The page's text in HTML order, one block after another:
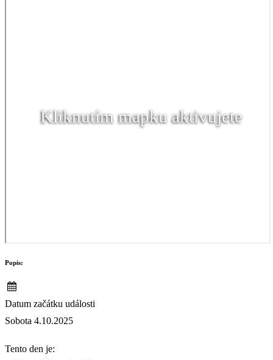
Kliknutím mapku aktivujete
Popis:
Datum začátku události
Sobota 4.10.2025
Tento den je: